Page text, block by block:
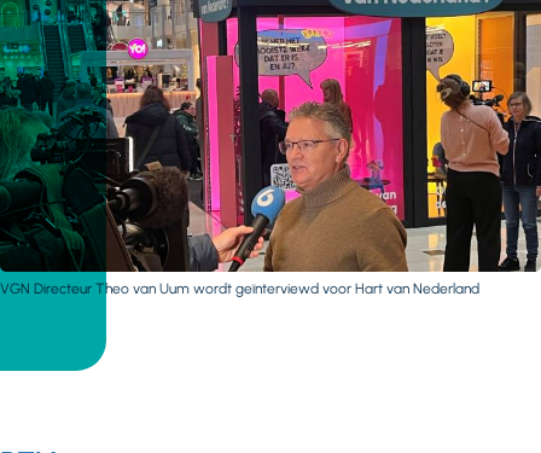
VGN Directeur Theo van Uum wordt geïnterviewd voor Hart van Nederland